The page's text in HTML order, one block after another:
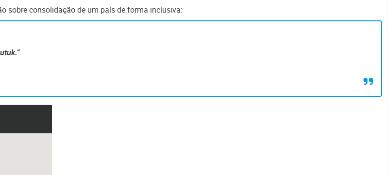
sobre consolidação de um país de forma inclusiva: